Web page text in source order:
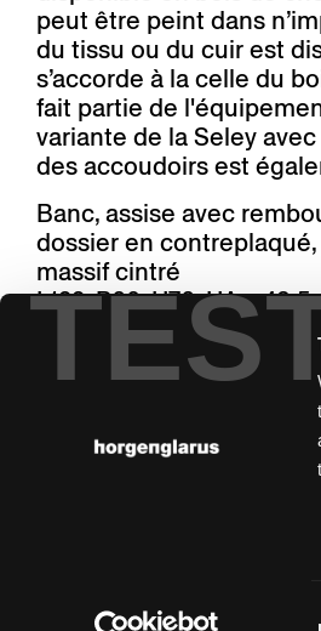
peut être peint dans
du tissu ou du cuir est
s’accorde à la celle du
fait partie de
variante de la Seley
des accoudoirs est
Banc, assise avec
dossier en
massif cintré
L122, P60, H76, HAss43.5